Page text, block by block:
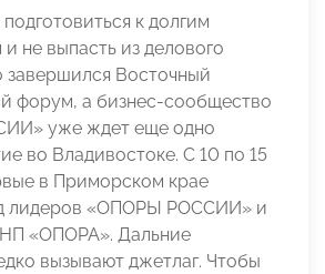
к долгим
не выпасть из делового
завершился Восточный
форум, а бизнес-сообщество
уже ждет еще одно
во Владивостоке. С 10 по 15
в Приморском крае
лидеров «ОПОРЫ РОССИИ» и
«ОПОРА». Дальние
вызывают джетлаг. Чтобы